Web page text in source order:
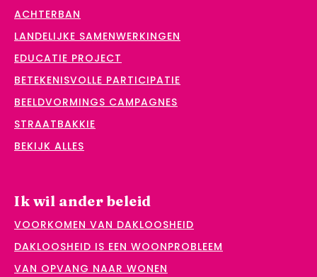
ACHTERBAN
LANDELIJKE SAMENWERKINGEN
EDUCATIE PROJECT
BETEKENISVOLLE PARTICIPATIE
BEELDVORMINGS CAMPAGNES
STRAATBAKKIE
BEKIJK ALLES
Ik wil ander beleid
VOORKOMEN VAN DAKLOOSHEID
DAKLOOSHEID IS EEN WOONPROBLEEM
VAN OPVANG NAAR WONEN